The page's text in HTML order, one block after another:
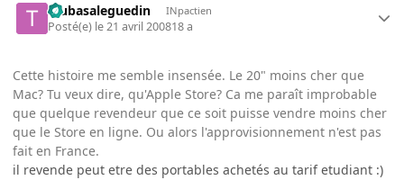
tsubasaleguedin INpactien
Posté(e) le 21 avril 200818 a
Cette histoire me semble insensée. Le 20" moins cher que
Mac? Tu veux dire, qu'Apple Store? Ca me paraît improbable
que quelque revendeur que ce soit puisse vendre moins cher
que le Store en ligne. Ou alors l'approvisionnement n'est pas
fait en France.
il revende peut etre des portables achetés au tarif etudiant :)